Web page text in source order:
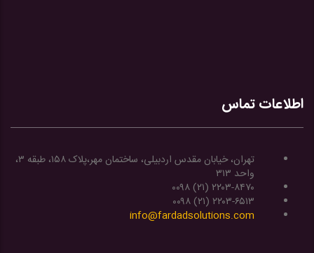
اطلاعات تماس
تهران، خیابان مقدس اردبیلی، ساختمان مهر،پلاک ۱۵۸، طبقه ۳،
واحد ۳۱۳
۰۰۹۸ (۲۱) ۲۲۰۳-۸۴۷۰
۰۰۹۸ (۲۱) ۲۲۰۳-۶۵۱۳
info@fardadsolutions.com